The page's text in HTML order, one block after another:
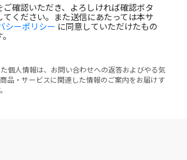
確認いただき、よろしければ確認ボタ
てください。また送信にあたっては本サ
シーポリシー に同意していただけたもの
個人情報は、お問い合わせへの返答およびやる気
品・サービスに関連した情報のご案内をお届けす